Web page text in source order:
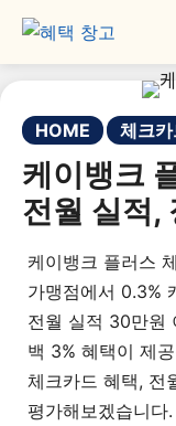
HOME 체크
케이뱅크
전월 실적,
케이뱅크 플러스
가맹점에서 0.3%
전월 실적 30만원
백 3% 혜택이 제
체크카드 혜택, 전
평가해보겠습니다.